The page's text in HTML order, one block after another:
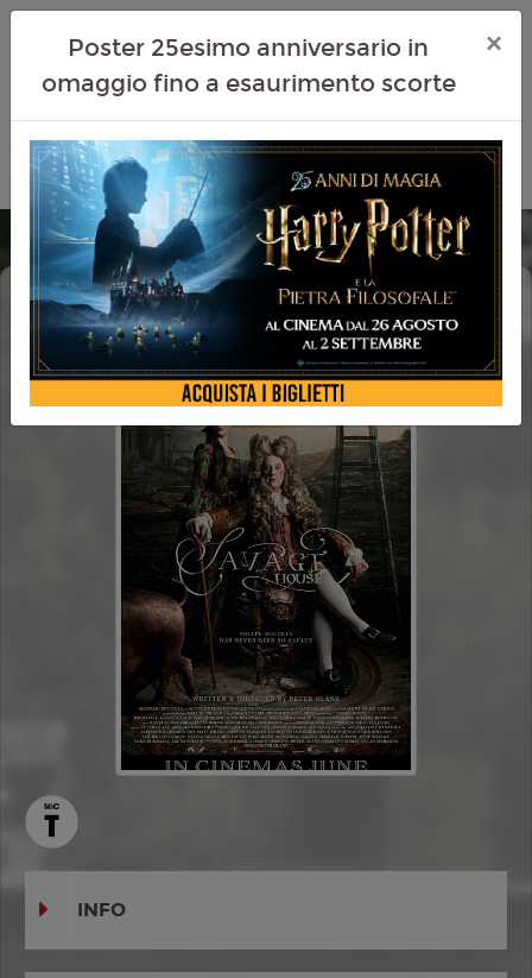
SAVAGE HOUSE
CINEMA IN FESTA
INFO
Poster 25esimo anniversario in
omaggio fino a esaurimento scorte
×